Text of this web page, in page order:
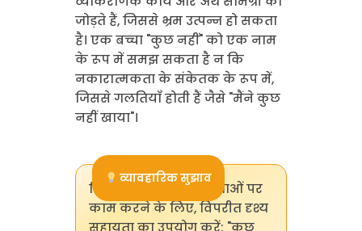
जोड़ते हैं, जिससे भ्रम उत्पन्न हो सकता
है। एक बच्चा "कुछ नहीं" को एक नाम
के रूप में समझ सकता है न कि
नकारात्मकता के संकेतक के रूप में,
जिससे गलतियाँ होती हैं जैसे "मैंने कुछ
नहीं खाया"।
व्यावहारिक सुझाव
विशेषीकृत नकारात्मकताओं पर
काम करने के लिए, विपरीत दृश्य
सहायता का उपयोग करें: "कुछ